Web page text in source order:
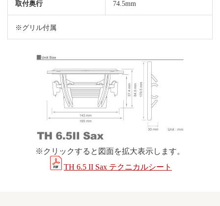
取付奥行 74.5mm
※グリル付属
※クリックすると図面を拡大表示します。
TH 6.5 II Sax テクニカルシート